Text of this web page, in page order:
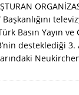
Başkanlığını
Basın Yayın
desteklediği